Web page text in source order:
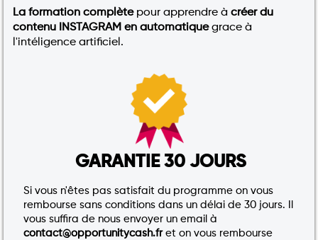
La formation complètepour apprendre à créer du
contenu INSTAGRAM en automatiquegrace à
l'intéligence artificiel.
GARANTIE 30 JOURS
Si vous n'êtes pas satisfait du programme on vous
rembourse sans conditions dans un délai de 30 jours. Il
vous suffira de nous envoyer un email à
contact@opportunitycash.fret on vous rembourse